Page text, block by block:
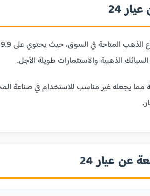
24
بليونته العالية مما يجعله غير مناسب
عن عيار 24